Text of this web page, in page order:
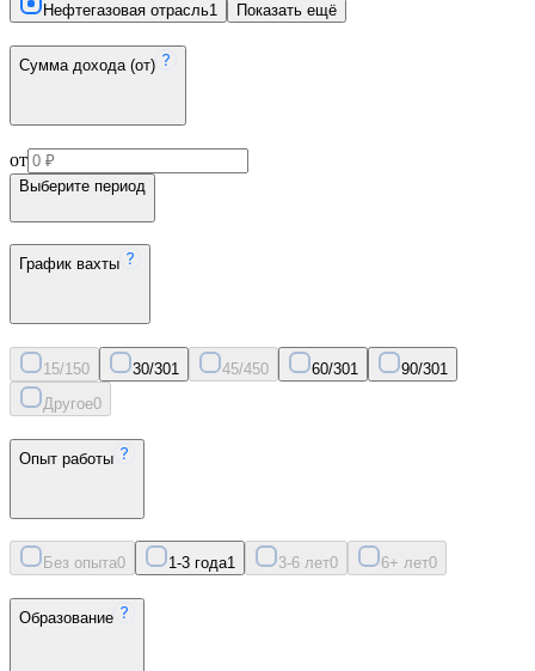
Нефтегазовая отрасль1 Показать ещё
Сумма дохода (от)
от
Выберите период
График вахты
15/150 30/301 45/450 60/301 90/301
Другое0
Опыт работы
Без опыта0 1-3 года1 3-6 лет0 6+ лет0
Образование